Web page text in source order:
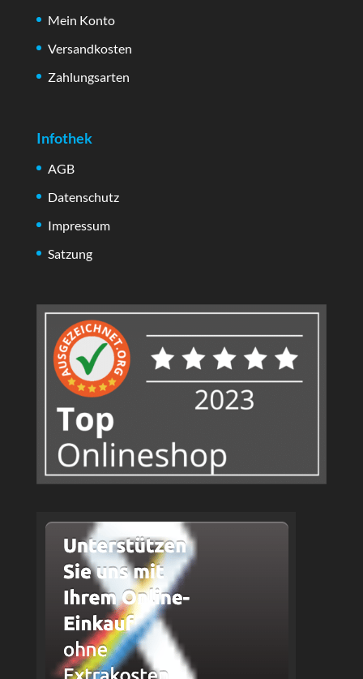
Mein Konto
Versandkosten
Zahlungsarten
Infothek
AGB
Datenschutz
Impressum
Satzung